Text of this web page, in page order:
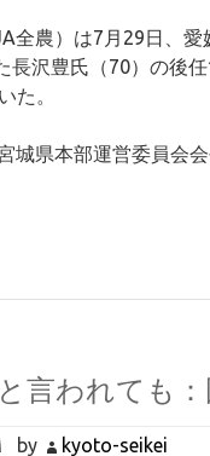
全農）は7月29日、
長沢豊氏（70）の後
た。
城県本部運営委員会
言われても
by kyoto-seikei